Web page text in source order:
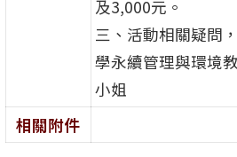
及3,000元。
三、活動相關疑問
學永續管理與環境
小姐
相關附件